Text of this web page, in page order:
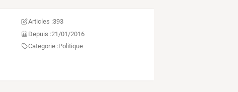
Articles :393
Depuis :21/01/2016
Categorie :Politique